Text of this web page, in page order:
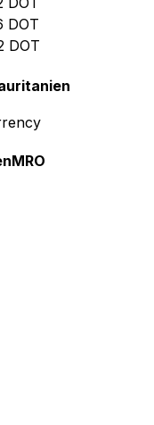
DOT
DOT
MRO